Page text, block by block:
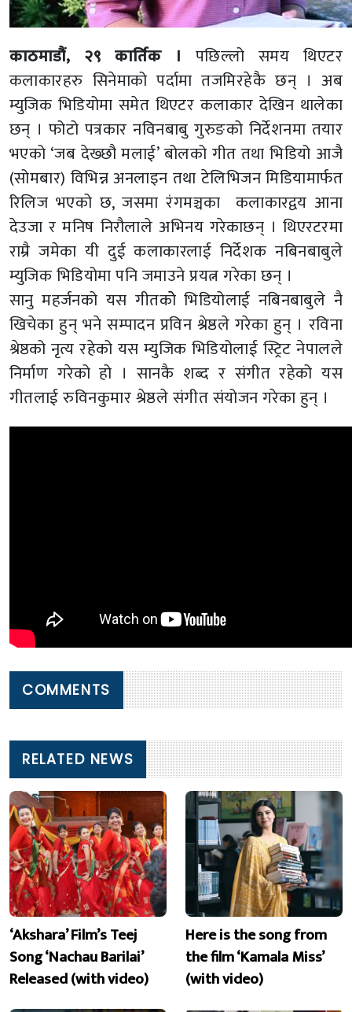
काठमाडौं, २९ कार्तिक । पछिल्लो समय थिएटर
कलाकारहरु सिनेमाको पर्दामा तजमिरहेकै छन् । अब
म्युजिक भिडियोमा समेत थिएटर कलाकार देखिन थालेका
छन् । फोटो पत्रकार नविनबाबु गुरुङको निर्देशनमा तयार
भएको ‘जब देख्छौ मलाई’ बोलको गीत तथा भिडियो आजै
(सोमबार) विभिन्न अनलाइन तथा टेलिभिजन मिडियामार्फत
रिलिज भएको छ, जसमा रंगमञ्चका कलाकारद्वय आना
देउजा र मनिष निरौलाले अभिनय गरेकाछन् । थिएरटरमा
राम्रै जमेका यी दुई कलाकारलाई निर्देशक नबिनबाबुले
म्युजिक भिडियोमा पनि जमाउने प्रयत्न गरेका छन् ।
सानु महर्जनको यस गीतकोे भिडियोलाई नबिनबाबुले नै
खिचेका हुन् भने सम्पादन प्रविन श्रेष्ठले गरेका हुन् । रविना
श्रेष्ठको नृत्य रहेको यस म्युजिक भिडियोलाई स्ट्रिट नेपालले
निर्माण गरेको हो । सानकै शब्द र संगीत रहेको यस
गीतलाई रुविनकुमार श्रेष्ठले संगीत संयोजन गरेका हुन् ।
COMMENTS
RELATED NEWS
‘Akshara’ Film’s Teej
Song ‘Nachau Barilai’
Released (with video)
Here is the song from
the film ‘Kamala Miss’
(with video)